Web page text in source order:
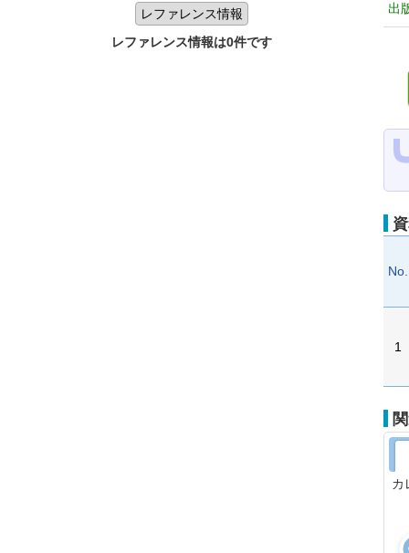
レファレンス情報は0件です
出
No.
1
カ